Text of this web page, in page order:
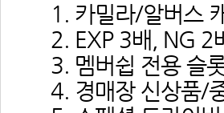
1. 카밀라/알버스
2. EXP 3배, NG 2
3. 멤버쉽 전용 슬
4. 경매장 신상품/